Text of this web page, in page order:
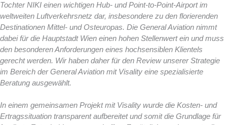
Tochter NIKI einen wichtigen Hub- und Point-to-Point-Airport im
weltweiten Luftverkehrsnetz dar, insbesondere zu den florierenden
Destinationen Mittel- und Osteuropas. Die General Aviation nimmt
dabei für die Hauptstadt Wien einen hohen Stellenwert ein und muss
den besonderen Anforderungen eines hochsensiblen Klientels
gerecht werden. Wir haben daher für den Review unserer Strategie
im Bereich der General Aviation mit Visality eine spezialisierte
Beratung ausgewählt.
In einem gemeinsamen Projekt mit Visality wurde die Kosten- und
Ertragssituation transparent aufbereitet und somit die Grundlage für